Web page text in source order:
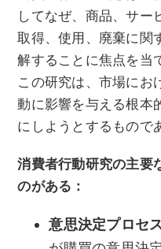
してなぜ、商品、サー
取得、使用、廃棄に関
解することに焦点を当
この研究は、市場にお
動に影響を与える根本
にしようとするもので
消費者行動研究の主要
のがある：
意思決定プロセ